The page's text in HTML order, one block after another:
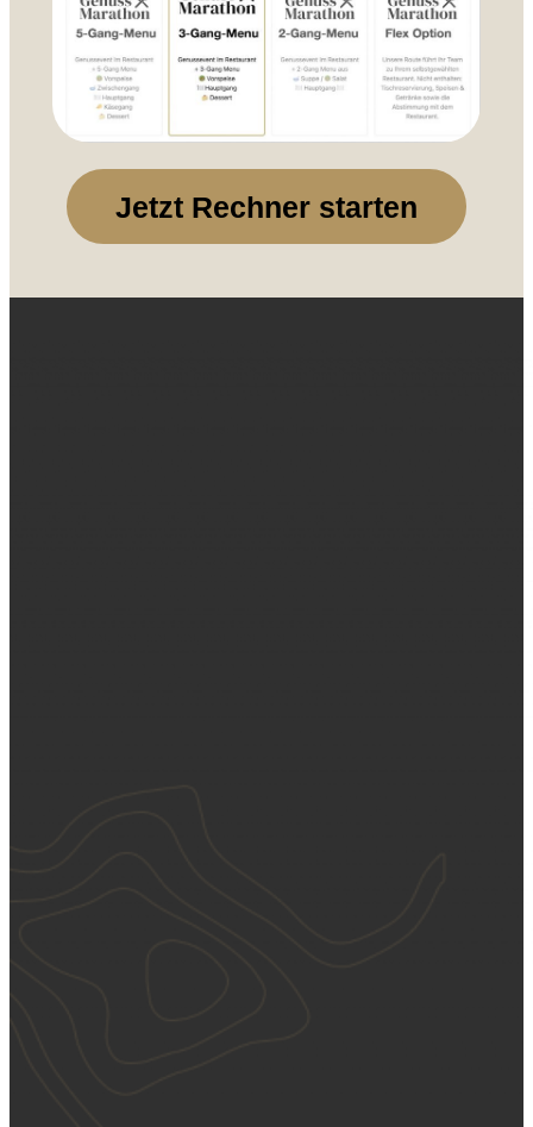
Jetzt Rechner starten